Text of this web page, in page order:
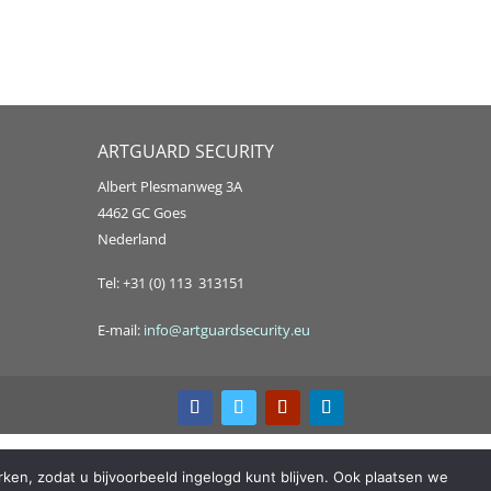
ARTGUARD SECURITY
Albert Plesmanweg 3A
4462 GC Goes
Nederland
Tel: +31 (0) 113 313151
E-mail: info@artguardsecurity.eu
zodat u bijvoorbeeld ingelogd kunt blijven. Ook plaatsen we